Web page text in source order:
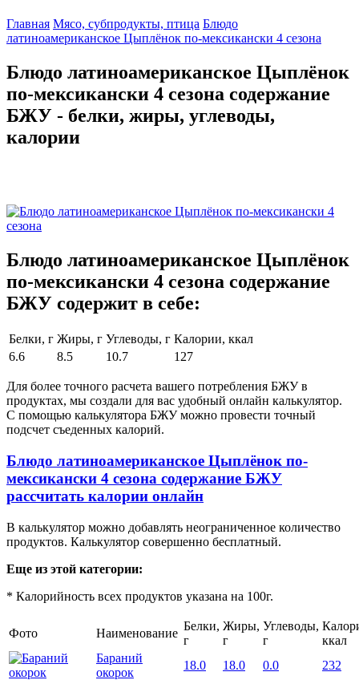
Главная Мясо, субпродукты, птица Блюдо
латиноамериканское Цыплёнок по-мексикански 4 сезона
Блюдо латиноамериканское Цыплёнок
по-мексикански 4 сезона содержание
БЖУ - белки, жиры, углеводы,
калории
Блюдо латиноамериканское Цыплёнок
по-мексикански 4 сезона содержание
БЖУ содержит в себе:
Белки, г Жиры, г Углеводы, г Калории, ккал
6.6
8.5 10.7 127
Для более точного расчета вашего потребления БЖУ в
продуктах, мы создали для вас удобный онлайн калькулятор.
С помощью калькулятора БЖУ можно провести точный
подсчет съеденных калорий.
Блюдо латиноамериканское Цыплёнок по-
мексикански 4 сезона содержание БЖУ
рассчитать калории онлайн
В калькулятор можно добавлять неограниченное количество
продуктов. Калькулятор совершенно бесплатный.
Еще из этой категории:
* Калорийность всех продуктов указана на 100г.
Фото Наименование
Белки,
г
Жиры,
г
Углеводы,
г
ккал
Бараний
окорок
18.0 18.0 0.0
232